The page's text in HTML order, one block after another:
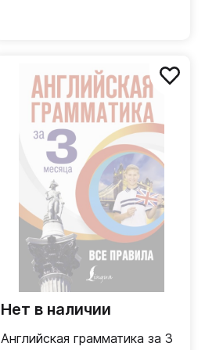
Нет в наличии
Английская грамматика за 3